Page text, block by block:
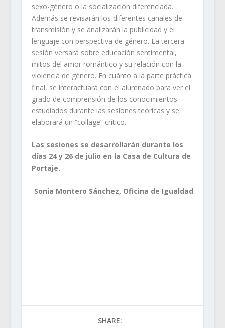
sexo-género o la socialización diferenciada.
Además se revisarán los diferentes canales de
transmisión y se analizarán la publicidad y el
lenguaje con perspectiva de género. La tercera
sesión versará sobre educación sentimental,
mitos del amor romántico y su relación con la
violencia de género. En cuánto a la parte práctica
final, se interactuará con el alumnado para ver el
grado de comprensión de los conocimientos
estudiados durante las sesiones teóricas y se
elaborará un “collage” crítico.
Las sesiones se desarrollarán durante los
días 24 y 26 de julio en la Casa de Cultura de
Portaje.
Sonia Montero Sánchez, Oficina de Igualdad
SHARE: